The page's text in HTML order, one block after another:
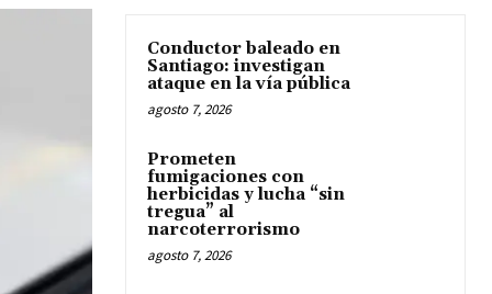
Conductor baleado en
Santiago: investigan
ataque en la vía pública
agosto 7, 2026
Prometen
fumigaciones con
herbicidas y lucha “sin
tregua” al
narcoterrorismo
agosto 7, 2026